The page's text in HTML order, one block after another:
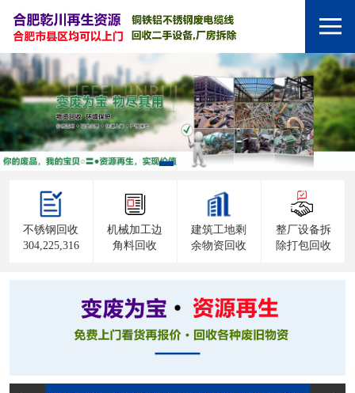
不锈钢回收
304,225,316
机械加工边
角料回收
建筑工地剩
余物资回收
整厂设备拆
除打包回收